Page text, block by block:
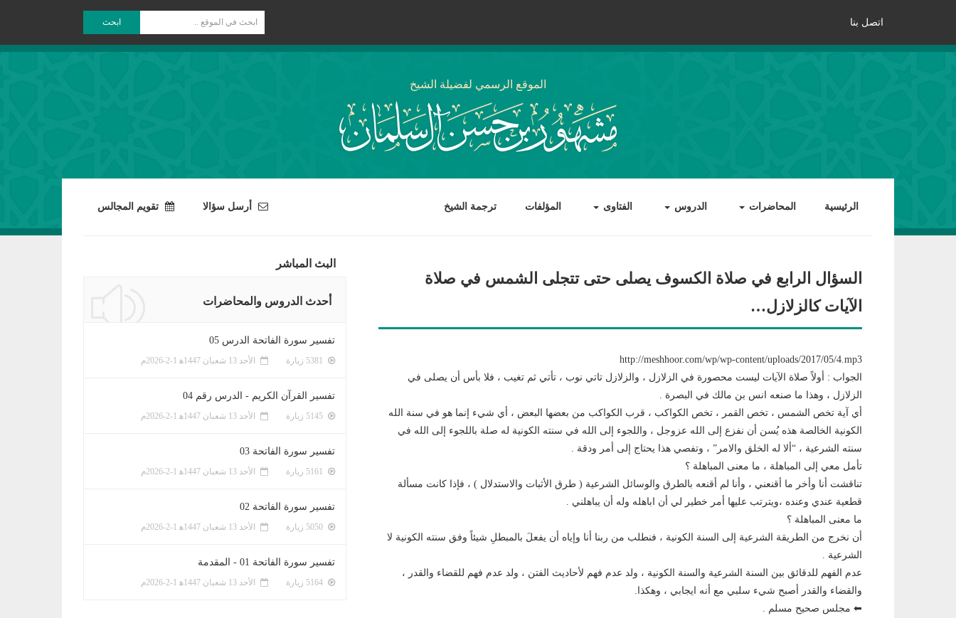
اتصل بنا ابحث
الموقع الرسمي لفضيلة الشيخ
الرئيسية المحاضرات الدروس الفتاوى المؤلفات ترجمة الشيخ أرسل سؤالا تقويم المجالس
السؤال الرابع في صلاة الكسوف يصلى حتى تتجلى الشمس في صلاة
الآيات كالزلازل…
http://meshhoor.com/wp/wp-content/uploads/2017/05/4.mp3
الجواب : أولاً صلاة الآيات ليست محصورة في الزلازل ، والزلازل تاتي نوب ، تأتي ثم تغيب ، فلا بأس أن يصلى في
الزلازل ، وهذا ما صنعه انس بن مالك في البصرة .
أي آية تخص الشمس ، تخص القمر ، تخص الكواكب ، قرب الكواكب من بعضها البعض ، أي شيء إنما هو في سنة الله
الكونية الخالصة هذه يُسن أن نفزع إلى الله عزوجل ، واللجوء إلى الله في سنته الكونية له صلة باللجوء إلى الله في
سنته الشرعية ، “ألا له الخلق والامر” ، وتفصي هذا يحتاج إلى أمر ودقة .
تأمل معي إلى المباهلة ، ما معنى المباهلة ؟
تناقشت أنا وأخر ما أقنعني ، وأنا لم أقنعه بالطرق والوسائل الشرعية ( طرق الأثبات والاستدلال ) ، فإذا كانت مسألة
قطعية عندي وعنده ،ويترتب عليها أمر خطير لي أن اباهله وله أن يباهلني .
ما معنى المباهلة ؟
أن نخرج من الطريقة الشرعية إلى السنة الكونية ، فنطلب من ربنا أنا وإياه أن يفعلَ بالمبطلِ شيئاً وفق سنته الكونية لا
الشرعية .
عدم الفهم للدقائق بين السنة الشرعية والسنة الكونية ، ولد عدم فهم لأحاديث الفتن ، ولد عدم فهم للقضاء والقدر ،
والقضاء والقدر أصبح شيء سلبي مع أنه ايجابي ، وهكذا.
⬅ مجلس صحيح مسلم .
البث المباشر
أحدث الدروس والمحاضرات
تفسير سورة الفاتحة الدرس 05
الأحد 13 شعبان 1447ﻫ 1-2-2026م
تفسير القرآن الكريم - الدرس رقم 04
الأحد 13 شعبان 1447ﻫ 1-2-2026م
تفسير سورة الفاتحة 03
الأحد 13 شعبان 1447ﻫ 1-2-2026م
تفسير سورة الفاتحة 02
الأحد 13 شعبان 1447ﻫ 1-2-2026م
تفسير سورة الفاتحة 01 - المقدمة
الأحد 13 شعبان 1447ﻫ 1-2-2026م